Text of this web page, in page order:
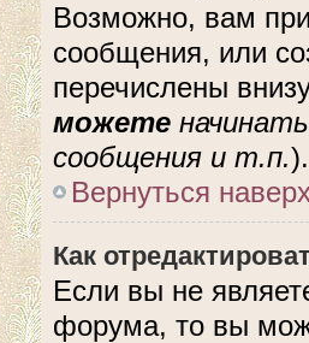
Возможно, вам
сообщения, или
перечислены
можете
сообщения и т.п.).
Вернуться
Как
Если вы не
форума, то вы